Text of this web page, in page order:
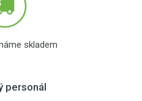
skladem
personál